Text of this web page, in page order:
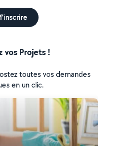
vos Projets !
toutes vos demandes
en un clic.